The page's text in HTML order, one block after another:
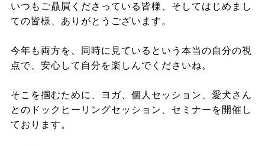
いつもご贔屓くださっている皆様、そしてはじめまし
ての皆様、ありがとうございます。
今年も両方を、同時に見ているという本当の自分の視
点で、安心して自分を楽しんでくださいね。
そこを掴むために、ヨガ、個人セッション、愛犬さん
とのドックヒーリングセッション、セミナーを開催し
ております。